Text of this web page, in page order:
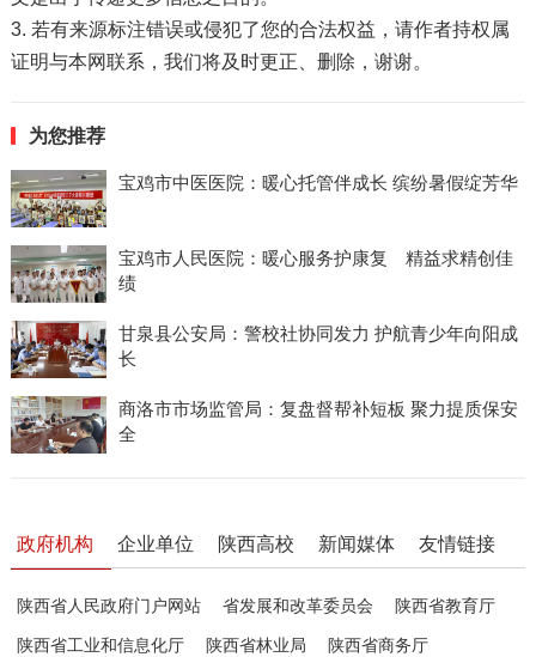
3. 若有来源标注错误或侵犯了您的合法权益，请作者持权属
证明与本网联系，我们将及时更正、删除，谢谢。
为您推荐
宝鸡市中医医院：暖心托管伴成长 缤纷暑假绽芳华
宝鸡市人民医院：暖心服务护康复 精益求精创佳
绩
甘泉县公安局：警校社协同发力 护航青少年向阳成
长
商洛市市场监管局：复盘督帮补短板 聚力提质保安
全
政府机构 企业单位 陕西高校 新闻媒体 友情链接
陕西省人民政府门户网站 省发展和改革委员会 陕西省教育厅
陕西省工业和信息化厅 陕西省林业局 陕西省商务厅